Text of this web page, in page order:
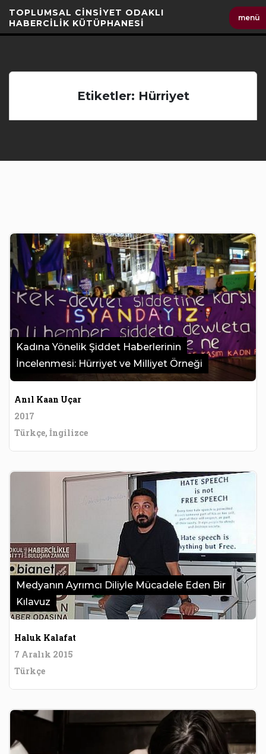
Geç
TOPLUMSAL CİNSİYET ODAKLI
HABERCİLİK KÜTÜPHANESİ
menü
Etiketler: Hürriyet
Kadına Yönelik Şiddet Haberlerinin
İncelenmesi: Hürriyet ve Milliyet Örneği
Anıl Kaan Uçar
2017
Türkçe, İngilizce
Medyanın Ayrımcı Diliyle Mücadele Eden Bir
Kılavuz
Haluk Kalafat
7 Aralık 2015
Türkçe